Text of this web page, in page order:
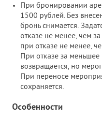
При бронировании
1500 рублей. Без
бронь снимается.
отказе не менее, чем
при отказе не менее,
При отказе за меньшее
возвращается, но
При переносе
сохраняется.
Особенности